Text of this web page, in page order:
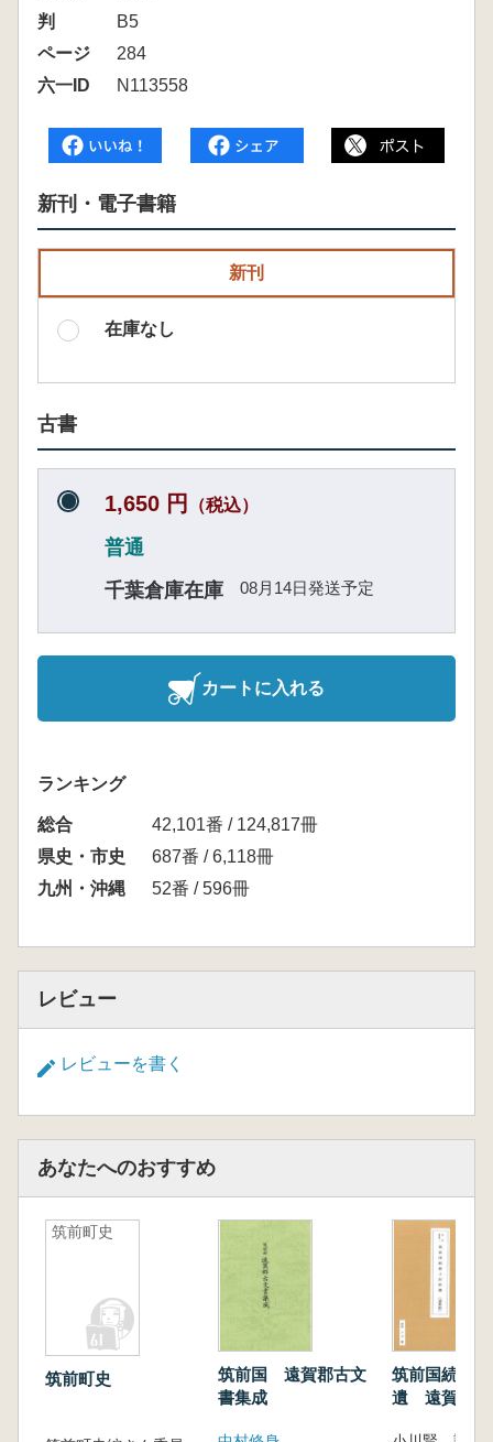
判
B5
ページ
284
六一ID
N113558
新刊・電子書籍
新刊
在庫なし
古書
1,650 円 （税込）
普通
千葉倉庫在庫
08月14日発送予定
カートに入れる
ランキング
総合
42,101番 / 124,817冊
県史・市史
687番 / 6,118冊
九州・沖縄
52番 / 596冊
レビュー
レビューを書く
あなたへのおすすめ
筑前町史
筑前町史
筑前国 遠賀郡古文
書集成
筑前国続風
遺 遠賀郡